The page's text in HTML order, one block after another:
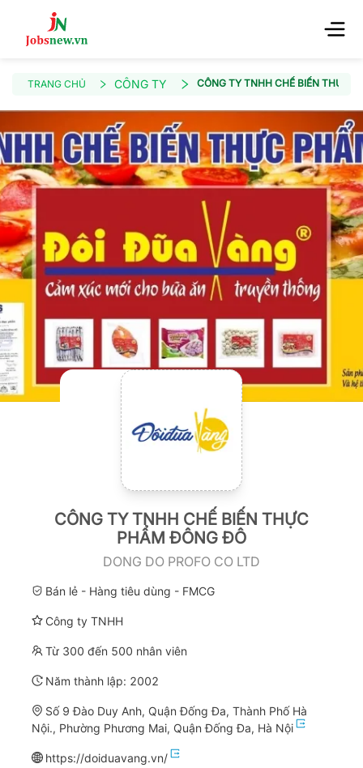
TRANG CHỦ CÔNG TY CÔNG TY TNHH CHẾ BIẾN THỰC
CÔNG TY TNHH CHẾ BIẾN THỰC
PHẨM ĐÔNG ĐÔ
DONG DO PROFO CO LTD
Bán lẻ - Hàng tiêu dùng - FMCG
Công ty TNHH
Từ 300 đến 500 nhân viên
Năm thành lập: 2002
Số 9 Đào Duy Anh, Quận Đống Đa, Thành Phố Hà
Nội., Phường Phương Mai, Quận Đống Đa, Hà Nội
https://doiduavang.vn/